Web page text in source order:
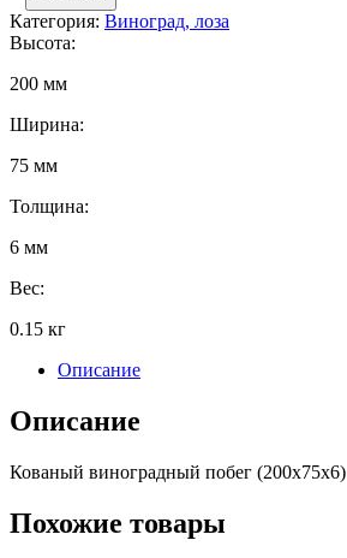
Категория: Виноград, лоза
Высота:
200 мм
Ширина:
75 мм
Толщина:
6 мм
Вес:
0.15 кг
Описание
Описание
Кованый виноградный побег (200х75х6)
Похожие товары